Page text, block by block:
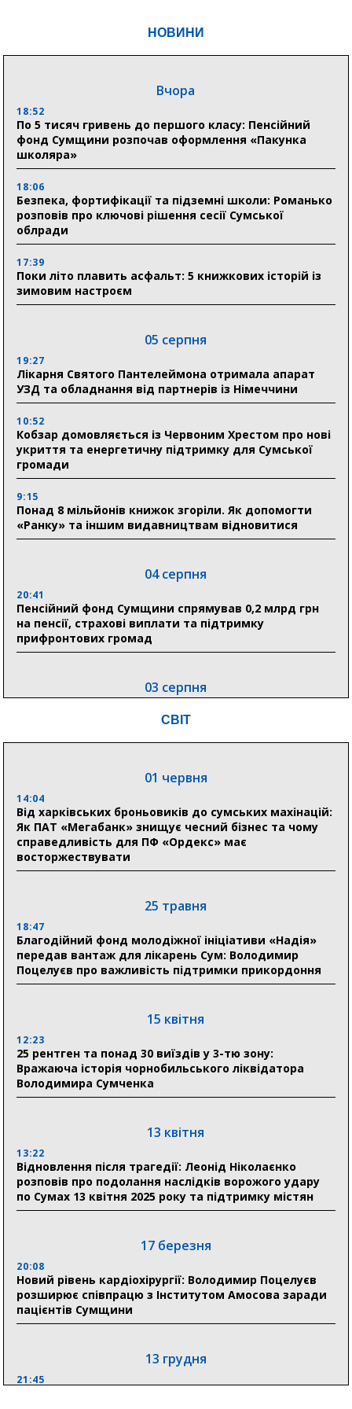
НОВИНИ
Вчора
18:52
По 5 тисяч гривень до першого класу: Пенсійний
фонд Сумщини розпочав оформлення «Пакунка
школяра»
18:06
Безпека, фортифікації та підземні школи: Романько
розповів про ключові рішення сесії Сумської
облради
17:39
Поки літо плавить асфальт: 5 книжкових історій із
зимовим настроєм
05 серпня
19:27
Лікарня Святого Пантелеймона отримала апарат
УЗД та обладнання від партнерів із Німеччини
10:52
Кобзар домовляється із Червоним Хрестом про нові
укриття та енергетичну підтримку для Сумської
громади
9:15
Понад 8 мільйонів книжок згоріли. Як допомогти
«Ранку» та іншим видавництвам відновитися
04 серпня
20:41
Пенсійний фонд Сумщини спрямував 0,2 млрд грн
на пенсії, страхові виплати та підтримку
прифронтових громад
03 серпня
Романько розширює програму відпочинку дітей із
Ніколаєнко: у Сумах погодили 115 компенсацій на
відновлення житла майже на 6,6 млн грн
Сумщини пояснив, як отримати допомогу на зиму
17:52
«Укрексімбанк» припиняє виплату пенсій: у
Пенсійному фонді Сумщини пояснили, що робити
людям
відзнаки «Почесного громадянина міста Суми»
30 липня
Сумська клінічна лікарня Святого Пантелеймона
18:33
Олексій Романько долучився до обговорення Плану
стійкості Сумщини з Прем’єр-міністром
Місто посилює міжнародну співпрацю: Суми
отримали 12 потужних станцій для Пунктів обігріву
СВІТ
01 червня
14:04
Від харківських броньовиків до сумських махінацій:
Як ПАТ «Мегабанк» знищує чесний бізнес та чому
справедливість для ПФ «Ордекс» має
восторжествувати
25 травня
18:47
Благодійний фонд молодіжної ініціативи «Надія»
передав вантаж для лікарень Сум: Володимир
Поцелуєв про важливість підтримки прикордоння
15 квітня
12:23
25 рентген та понад 30 виїздів у 3-тю зону:
Вражаюча історія чорнобильського ліквідатора
Володимира Сумченка
13 квітня
13:22
Відновлення після трагедії: Леонід Ніколаєнко
розповів про подолання наслідків ворожого удару
по Сумах 13 квітня 2025 року та підтримку містян
17 березня
20:08
Новий рівень кардіохірургії: Володимир Поцелуєв
розширює співпрацю з Інститутом Амосова заради
пацієнтів Сумщини
13 грудня
21:45